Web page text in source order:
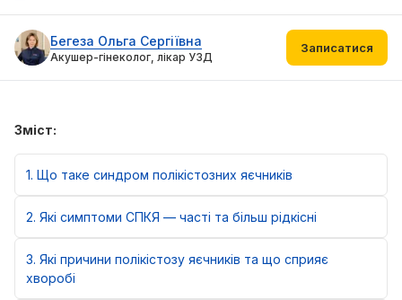
Бегеза Ольга Сергіївна
Акушер-гінеколог, лікар УЗД
Записатися
Зміст:
1 Що таке синдром полікістозних яєчників
2 Які симптоми СПКЯ — часті та більш рідкісні
3 Які причини полікістозу яєчників та що сприяє
хворобі